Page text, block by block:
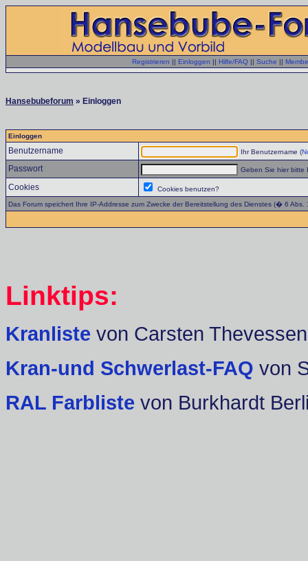
Registrieren || Einloggen || Hilfe/FAQ || Suche ||
Hansebubeforum » Einloggen
Einloggen
Benutzername Ihr Benutzername (
Passwort Geben Sie hier bitte
Cookies
Cookies benutzen?
Das Forum speichert Ihre IP-Addresse zum Zwecke der Bereitstellung des Dienstes (� 6
Linktips:
Kranliste von Carsten Thevessen
Kran-und Schwerlast-FAQ von
RAL Farbliste von Burkhardt